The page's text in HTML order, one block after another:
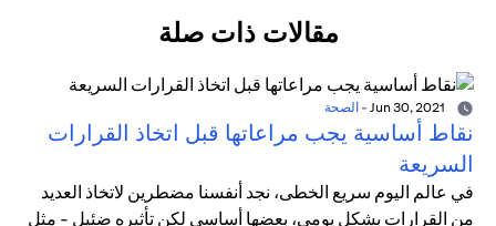
مقالات ذات صلة
- الصحة
نقاط أساسية يجب مراعاتها قبل اتخاذ القرارات
السريعة
في عالم اليوم سريع الخطى، نجد أنفسنا مضطرين لاتخاذ العديد
من القرارات بشكل يومي، بعضها أساسي لكن تأثيره ضئيل - مثل